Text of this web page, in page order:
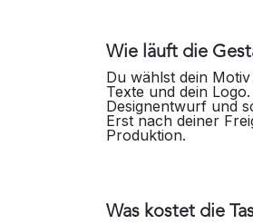
Wie läuft die
Du wählst dein
Texte und dein
Designentwurf und
Erst nach deiner
Produktion.
Was kostet die